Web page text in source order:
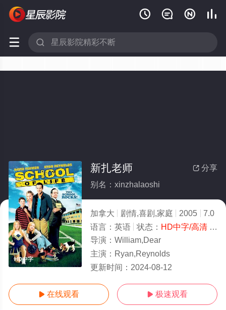
   
 
HD中字
 分享
新扎老师
别名：xinzhalaoshi
加拿大 剧情,喜剧,家庭 2005
7.0
语言： 英语 状态： HD中字/高清- 免费在线观看
导演： William,Dear
主演： Ryan,Reynolds
更新时间： 2024-08-12
 在线观看  极速观看